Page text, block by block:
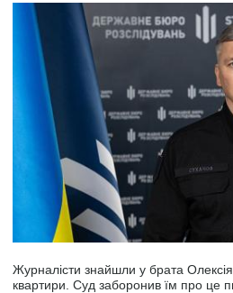
Журналісти знайшли у брата Олексія
квартири. Суд заборонив їм про це